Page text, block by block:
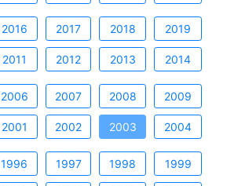
2016 2017 2018 2019
2011 2012 2013 2014
2006 2007 2008 2009
2001 2002 2003 2004
1996 1997 1998 1999